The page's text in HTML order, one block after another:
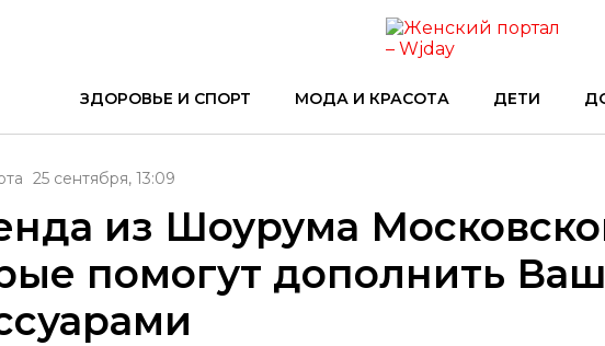
ЗДОРОВЬЕ И СПОРТ МОДА И КРАСОТА ДЕТИ
25 сентября, 13:09
из Шоурума
помогут дополнить